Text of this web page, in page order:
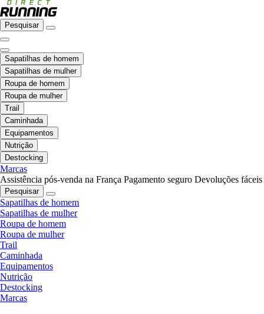
Pesquisar
Sapatilhas de homem
Sapatilhas de mulher
Roupa de homem
Roupa de mulher
Trail
Caminhada
Equipamentos
Nutrição
Destocking
Marcas
Assistência pós-venda na França Pagamento seguro Devoluções fáceis
Pesquisar
Sapatilhas de homem
Sapatilhas de mulher
Roupa de homem
Roupa de mulher
Trail
Caminhada
Equipamentos
Nutrição
Destocking
Marcas